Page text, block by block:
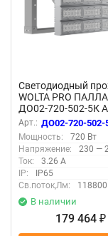
Светодиодный
WOLTA PRO
ДО02-720-502-5К
Прозрачный
Арт.: ДО02-720-502-
Мощность:
720 Вт
Напряжение:
230 —
Ток:
3.26 А
IP:
IP65
Св.поток,Лм:
118800
В наличии
179 464 ₽